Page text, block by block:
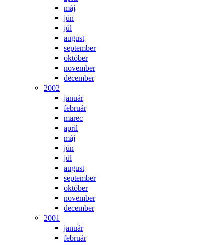
máj
jún
júl
august
september
október
november
december
2002
január
február
marec
apríl
máj
jún
júl
august
september
október
november
december
2001
január
február